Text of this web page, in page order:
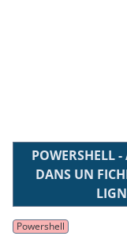
POWERSHELL
DANS UN
Powershell